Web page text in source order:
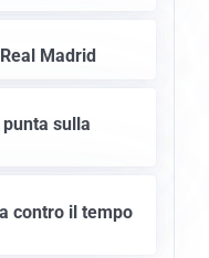
Madrid
punta sulla
contro il tempo